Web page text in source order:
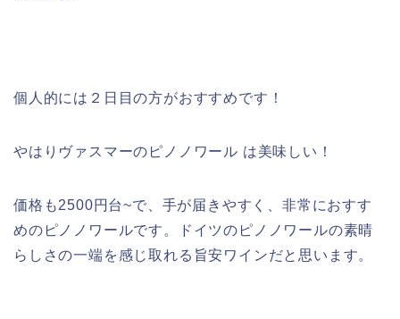
個人的には２日目の方がおすすめです！
やはりヴァスマーのピノノワール は美味しい！
価格も2500円台~で、手が届きやすく、非常におすす
めのピノノワールです。ドイツのピノノワールの素晴
らしさの一端を感じ取れる旨安ワインだと思います。